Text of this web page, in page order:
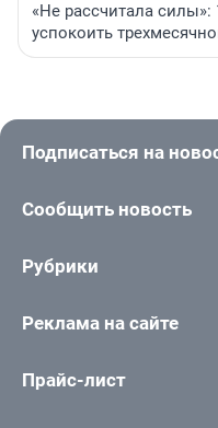
«Не рассчитала силы»:
успокоить
Подписаться на
Сообщить новость
Рубрики
Реклама на сайте
Прайс-лист